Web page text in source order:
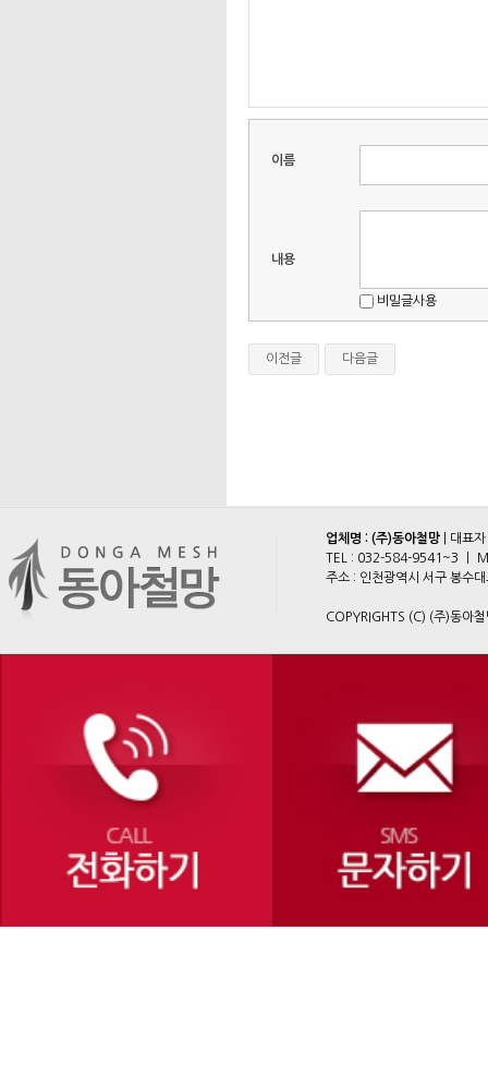
이름
내용
비밀글사용
이전글 다음글
업체명 : (주)동아철망 | 대표
TEL : 032-584-9541~3 ㅣ
주소 : 인천광역시 서구 봉
COPYRIGHTS (C) (주)동아